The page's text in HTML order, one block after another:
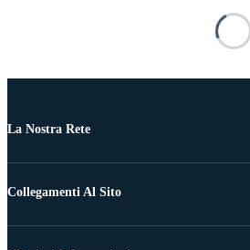
La Nostra Rete
Collegamenti Al Sito